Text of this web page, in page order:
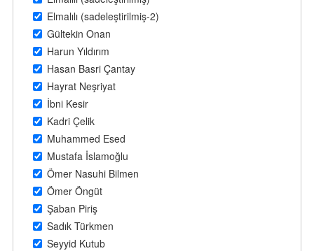
Elmalılı (sadeleştirilmiş-2)
Gültekin Onan
Harun Yıldırım
Hasan Basri Çantay
Hayrat Neşriyat
İbni Kesir
Kadri Çelik
Muhammed Esed
Mustafa İslamoğlu
Ömer Nasuhi Bilmen
Ömer Öngüt
Şaban Piriş
Sadık Türkmen
Seyyid Kutub